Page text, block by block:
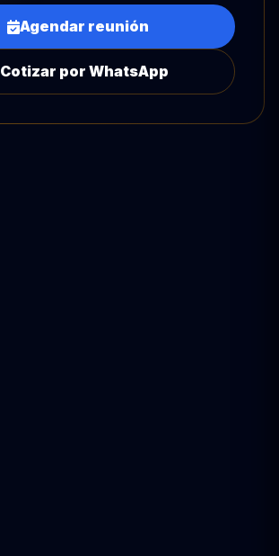
Agendar reunión
Cotizar por WhatsApp